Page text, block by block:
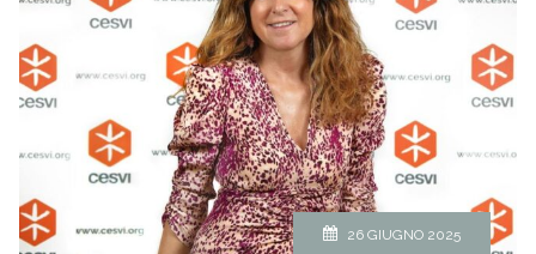
26 GIUGNO 2025